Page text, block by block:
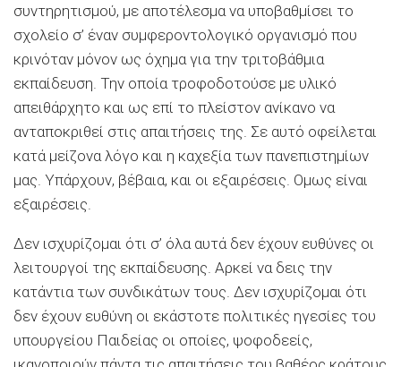
συντηρητισμού, με αποτέλεσμα να υποβαθμίσει το
σχολείο σ’ έναν συμφεροντολογικό οργανισμό που
κρινόταν μόνον ως όχημα για την τριτοβάθμια
εκπαίδευση. Την οποία τροφοδοτούσε με υλικό
απειθάρχητο και ως επί το πλείστον ανίκανο να
ανταποκριθεί στις απαιτήσεις της. Σε αυτό οφείλεται
κατά μείζονα λόγο και η καχεξία των πανεπιστημίων
μας. Υπάρχουν, βέβαια, και οι εξαιρέσεις. Ομως είναι
εξαιρέσεις.
Δεν ισχυρίζομαι ότι σ’ όλα αυτά δεν έχουν ευθύνες οι
λειτουργοί της εκπαίδευσης. Αρκεί να δεις την
κατάντια των συνδικάτων τους. Δεν ισχυρίζομαι ότι
δεν έχουν ευθύνη οι εκάστοτε πολιτικές ηγεσίες του
υπουργείου Παιδείας οι οποίες, ψοφοδεείς,